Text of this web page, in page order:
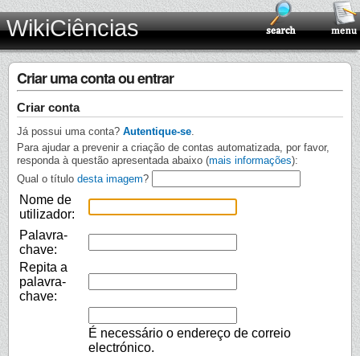
WikiCiências
Criar uma conta ou entrar
Criar conta
Já possui uma conta? Autentique-se
Para ajudar a prevenir a criação de contas automatizada, por favor,
responda à questão apresentada abaixo (mais informações):
Qual o título desta imagem?
Nome de
utilizador:
Palavra-
chave:
Repita a
palavra-
chave:
É necessário o endereço de correio
electrónico.